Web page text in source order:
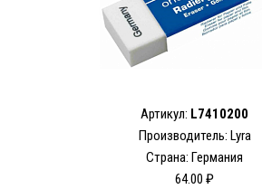
Артикул: L7410200
Производитель: Lyra
Страна: Германия
64.00 ₽